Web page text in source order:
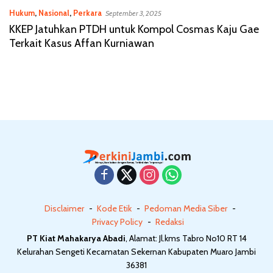
Hukum, Nasional, Perkara September 3, 2025
KKEP Jatuhkan PTDH untuk Kompol Cosmas Kaju Gae
Terkait Kasus Affan Kurniawan
Disclaimer Kode Etik
Pedoman Media Siber
Privacy Policy
Redaksi
PT Kiat Mahakarya Abadi, Alamat: Jl.kms Tabro No10 RT 14
Kelurahan Sengeti Kecamatan Sekernan Kabupaten Muaro Jambi
36381